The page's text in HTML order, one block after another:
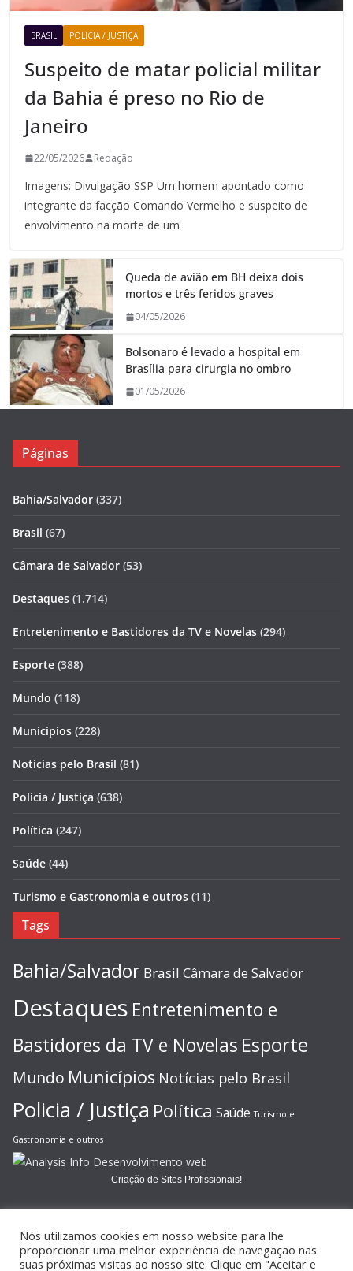
BRASIL POLICIA / JUSTIÇA
Suspeito de matar policial militar
da Bahia é preso no Rio de
Janeiro
22/05/2026 Redação
Imagens: Divulgação SSP Um homem apontado como
integrante da facção Comando Vermelho e suspeito de
envolvimento na morte de um
Queda de avião em BH deixa dois
mortos e três feridos graves
04/05/2026
Bolsonaro é levado a hospital em
Brasília para cirurgia no ombro
01/05/2026
Páginas
Bahia/Salvador (337)
Brasil (67)
Câmara de Salvador (53)
Destaques (1.714)
Entretenimento e Bastidores da TV e Novelas (294)
Esporte (388)
Mundo (118)
Municípios (228)
Notícias pelo Brasil (81)
Policia / Justiça (638)
Política (247)
Saúde (44)
Turismo e Gastronomia e outros (11)
Tags
Bahia/Salvador Brasil Câmara de Salvador
Destaques Entretenimento e
Bastidores da TV e Novelas Esporte
Mundo Municípios Notícias pelo Brasil
Policia / Justiça Política Saúde Turismo e
Gastronomia e outros
Criação de Sites Profissionais!
Nós utilizamos cookies em nosso website para lhe
proporcionar uma melhor experiência de navegação nas
suas próximas visitas ao nosso site. Clique em "Aceitar e